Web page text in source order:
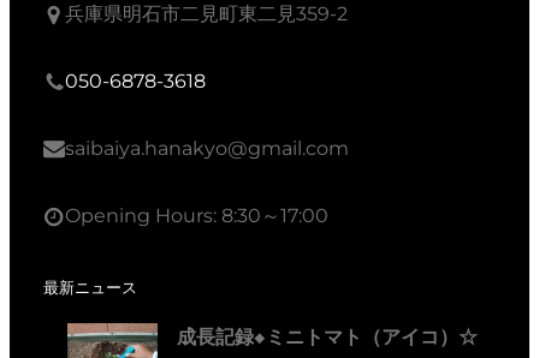
兵庫県明石市二見町東二見359-2
050-6878-3618
saibaiya.hanakyo@gmail.com
Opening Hours: 8:30～17:00
最新ニュース
成長記録◆ミニトマト（アイコ）☆